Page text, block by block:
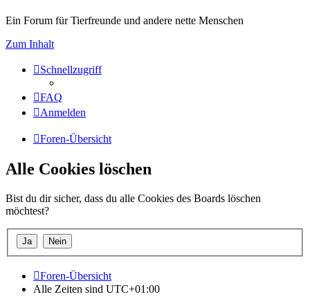
Ein Forum für Tierfreunde und andere nette Menschen
Zum Inhalt
Schnellzugriff
FAQ
Anmelden
Foren-Übersicht
Alle Cookies löschen
Bist du dir sicher, dass du alle Cookies des Boards löschen
möchtest?
Foren-Übersicht
Alle Zeiten sind UTC+01:00